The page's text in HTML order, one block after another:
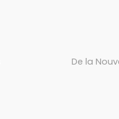
De la